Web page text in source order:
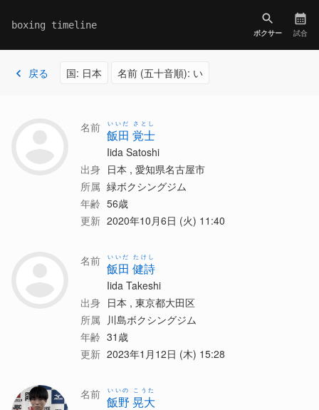
boxing timeline
ボクサー 試合
戻る 国: 日本 名前 (五十音順): い
名前 飯田 覚士
いいだ さとし
Iida Satoshi
出身 日本 , 愛知県名古屋市
所属 緑ボクシングジム
年齢 56歳
更新 2020年10月6日 (火) 11:40
名前 飯田 健詩
いいだ たけし
Iida Takeshi
出身 日本 , 東京都大田区
所属 川島ボクシングジム
年齢 31歳
更新 2023年1月12日 (木) 15:28
名前 飯野 晃大
いいの こうた